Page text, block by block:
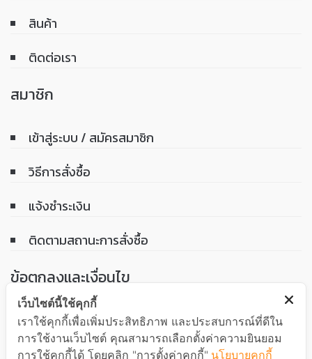
สินค้า
ติดต่อเรา
สมาชิก
เข้าสู่ระบบ / สมัครสมาชิก
วิธีการสั่งซื้อ
แจ้งชำระเงิน
ติดตามสถานะการสั่งซื้อ
ข้อตกลงและเงื่อนไข
เงื่อนไขการรับประกันสินค้า
นโยบายความเป็นส่วนตัว
เว็บไซต์นี้ใช้คุกกี้
เราใช้คุกกี้เพื่อเพิ่มประสิทธิภาพ และประสบการณ์ที่ดีใน
การใช้งานเว็บไซต์ คุณสามารถเลือกตั้งค่าความยินยอม
การใช้คุกกี้ได้ โดยคลิก "การตั้งค่าคุกกี้" นโยบายคุกกี้